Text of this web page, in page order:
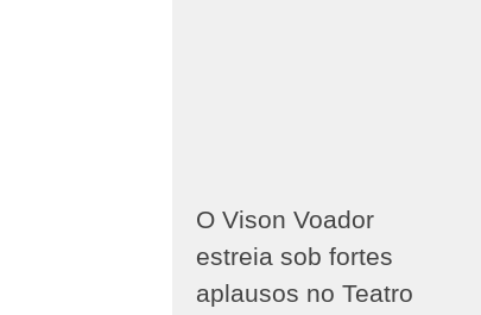
O Vison Voador
estreia sob fortes
aplausos no Teatro